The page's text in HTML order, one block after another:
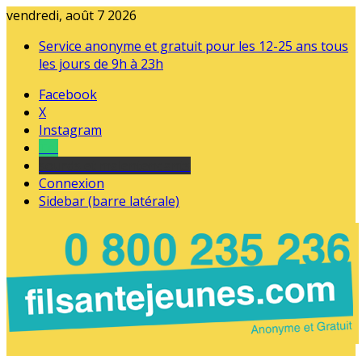
vendredi, août 7 2026
Service anonyme et gratuit pour les 12-25 ans tous
les jours de 9h à 23h
Facebook
X
Instagram
Connexion
Sidebar (barre latérale)